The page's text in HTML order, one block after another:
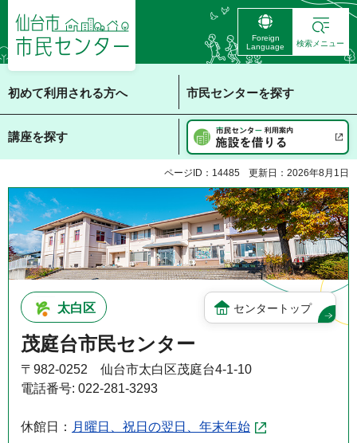
仙台市 市民センタ
ー
Foreign
Language
検索メニュー
初めて利用される方へ 市民センターを探す
講座を探す
ページID：14485 更新日：2026年8月1日
太白区 センタートップ
茂庭台市民センター
〒982-0252 仙台市太白区茂庭台4-1-10
電話番号: 022-281-3293
休館日： 月曜日、祝日の翌日、年末年始